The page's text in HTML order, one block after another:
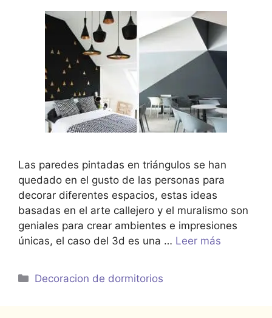
Las paredes pintadas en triángulos se han
quedado en el gusto de las personas para
decorar diferentes espacios, estas ideas
basadas en el arte callejero y el muralismo son
geniales para crear ambientes e impresiones
únicas, el caso del 3d es una … Leer más
Categorías
Decoracion de dormitorios